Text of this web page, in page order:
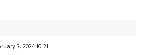
3, 2024 10:21